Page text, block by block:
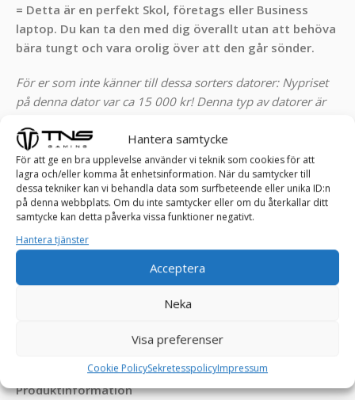
Hantera samtycke
För att ge en bra upplevelse använder vi teknik som cookies för att
lagra och/eller komma åt enhetsinformation. När du samtycker till
dessa tekniker kan vi behandla data som surfbeteende eller unika ID:n
på denna webbplats. Om du inte samtycker eller om du återkallar ditt
samtycke kan detta påverka vissa funktioner negativt.
Hantera tjänster
Acceptera
Neka
Visa preferenser
Cookie PolicySekretesspolicyImpressum
= Detta är en perfekt Skol, företags eller Business
laptop. Du kan ta den med dig överallt utan att behöva
bära tungt och vara orolig över att den går sönder.
För er som inte känner till dessa sorters datorer: Nypriset
på denna dator var ca 15 000 kr! Denna typ av datorer är
prestanda samt kvalitet!
Skick kvalificering:
(A) = Väldigt bra skick! Känns som ny vid tangenterna.
Endast minimala repor, inga döda pixlar och inga bucklor!
Datorn är ny installerad med:
Windows 11 Pro 64-Bit
Produktinformation